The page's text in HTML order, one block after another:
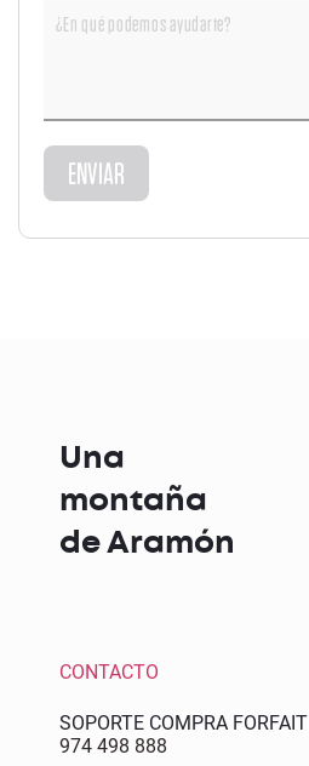
Una
montaña
de Aramón
CONTACTO
SOPORTE COMPRA FORFAIT
974 498 888